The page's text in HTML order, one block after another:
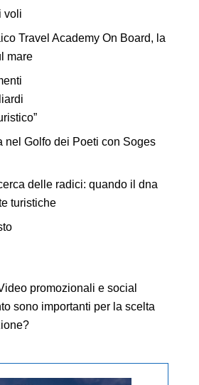
voli
Travel Academy On Board, la
mare
nel Golfo dei Poeti con Soges
delle radici: quando il dna
turistiche
promozionali e social
sono importanti per la scelta